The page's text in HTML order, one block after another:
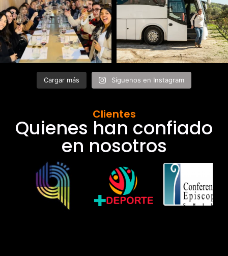
Cargar más Síguenos en Instagram
Clientes
Quienes han confiado
en nosotros